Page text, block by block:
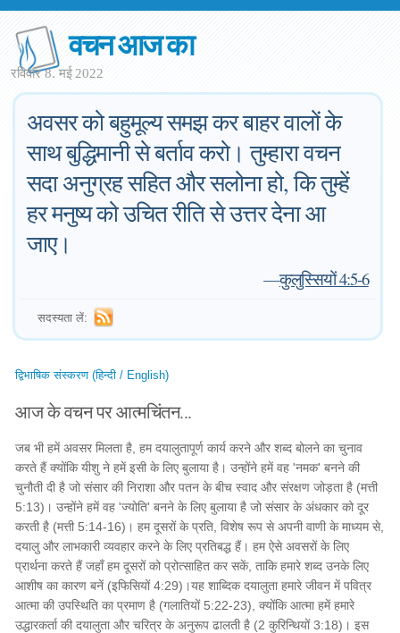
वचन आज का
रविवार 8. मई 2022
अवसर को बहुमूल्य समझ कर बाहर वालों के
साथ बुद्धिमानी से बर्ताव करो। तुम्हारा वचन
सदा अनुग्रह सहित और सलोना हो, कि तुम्हें
हर मनुष्य को उचित रीति से उत्तर देना आ
जाए।
—कुलुस्सियों 4:5-6
सदस्यता लें:
द्विभाषिक संस्करण (हिन्दी / English)
आज के वचन पर आत्मचिंतन...
जब भी हमें अवसर मिलता है, हम दयालुतापूर्ण कार्य करने और शब्द बोलने का चुनाव
करते हैं क्योंकि यीशु ने हमें इसी के लिए बुलाया है। उन्होंने हमें वह 'नमक' बनने की
चुनौती दी है जो संसार की निराशा और पतन के बीच स्वाद और संरक्षण जोड़ता है (मत्ती
5:13)। उन्होंने हमें वह 'ज्योति' बनने के लिए बुलाया है जो संसार के अंधकार को दूर
करती है (मत्ती 5:14-16)। हम दूसरों के प्रति, विशेष रूप से अपनी वाणी के माध्यम से,
दयालु और लाभकारी व्यवहार करने के लिए प्रतिबद्ध हैं। हम ऐसे अवसरों के लिए
प्रार्थना करते हैं जहाँ हम दूसरों को प्रोत्साहित कर सकें, ताकि हमारे शब्द उनके लिए
आशीष का कारण बनें (इफिसियों 4:29)। ​यह शाब्दिक दयालुता हमारे जीवन में पवित्र
आत्मा की उपस्थिति का प्रमाण है (गलातियों 5:22-23), क्योंकि आत्मा हमें हमारे
उद्धारकर्ता की दयालुता और चरित्र के अनुरूप ढालती है (2 कुरिन्थियों 3:18)। इस